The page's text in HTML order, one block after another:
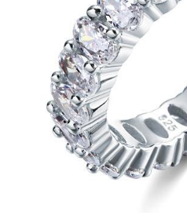
Cele mai noi
Cele mai vandute
Cele mai votate
Cu video
0 Lei - 100 Lei
100 Lei - 200 Lei
200 Lei - 300 Lei